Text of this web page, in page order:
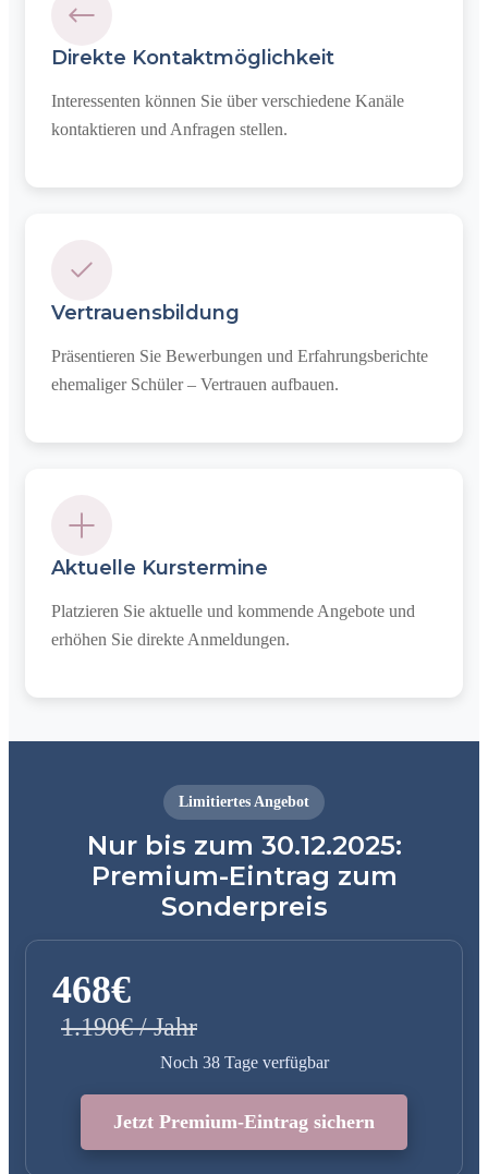
Direkte Kontaktmöglichkeit
Interessenten können Sie über verschiedene Kanäle
kontaktieren und Anfragen stellen.
Vertrauensbildung
Präsentieren Sie Bewerbungen und Erfahrungsberichte
ehemaliger Schüler – Vertrauen aufbauen.
Aktuelle Kurs­termine
Platzieren Sie aktuelle und kommende Angebote und
erhöhen Sie direkte Anmeldungen.
Limitiertes Angebot
Nur bis zum 30.12.2025:
Premium-Eintrag zum
Sonderpreis
468€
1.190€ / Jahr
Noch 38 Tage verfügbar
Jetzt Premium-Eintrag sichern